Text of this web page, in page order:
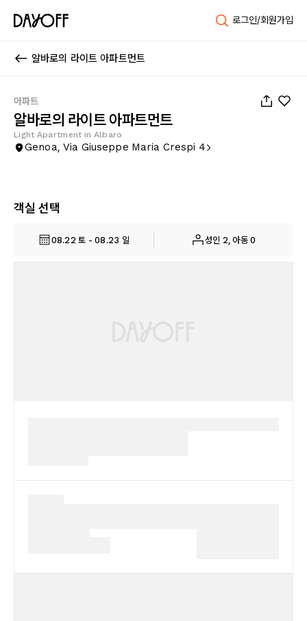
로그인/회원가입
알바로의 라이트 아파트먼트
아파트
알바로의 라이트 아파트먼트
Light Apartment in Albaro
Genoa, Via Giuseppe Maria Crespi 4
객실 선택
08.22 토 - 08.23 일 성인 2, 아동 0